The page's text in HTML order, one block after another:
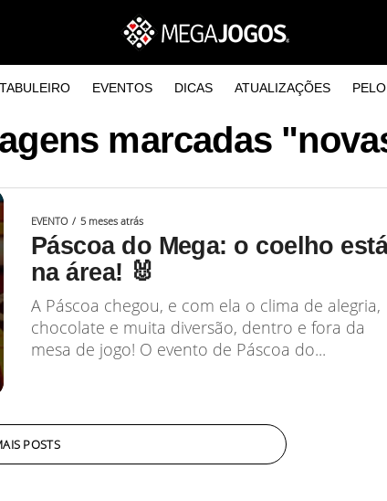
EVENTOS DICAS ATUALIZAÇÕES
marcadas
EVENTO 5 meses atrás
Páscoa do Mega: o coelho
na área! 🐰
A Páscoa chegou, e com ela o clima de alegria,
chocolate e muita diversão, dentro e fora da
mesa de jogo! O evento de Páscoa do...
POSTS